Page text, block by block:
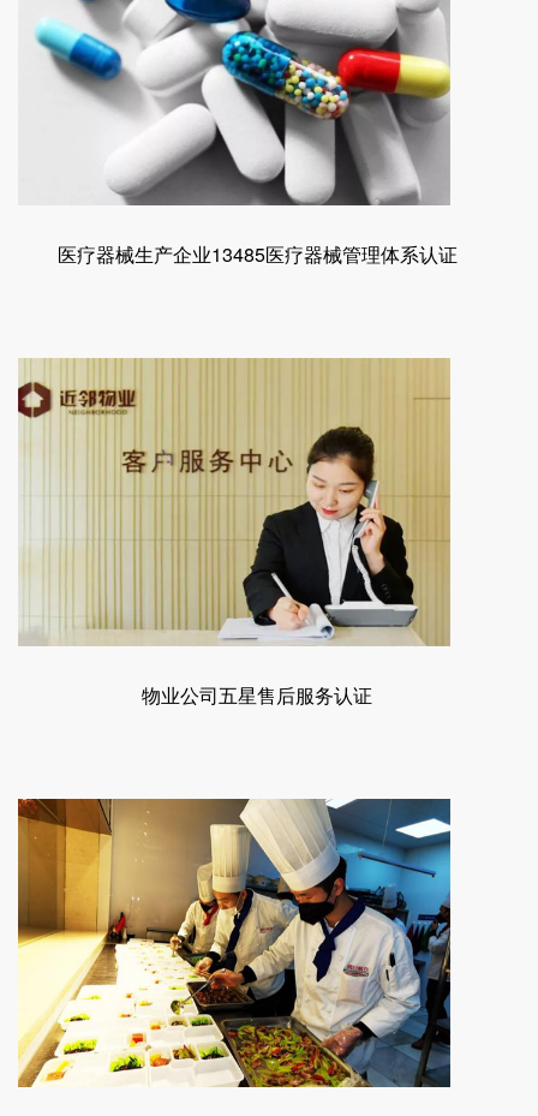
医疗器械生产企业13485医疗器械管理体系认证
物业公司五星售后服务认证